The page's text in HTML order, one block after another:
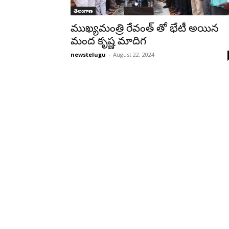
తెలంగాణ
ముఖ్యమంత్రి రేవంత్ తో భేటీ అయిన
మంద కృష్ణ మాదిగ
newstelugu - August 22, 2024